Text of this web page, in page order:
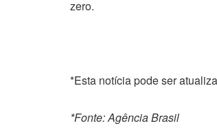
zero.
*Esta notícia pode ser
*Fonte: Agência Brasil